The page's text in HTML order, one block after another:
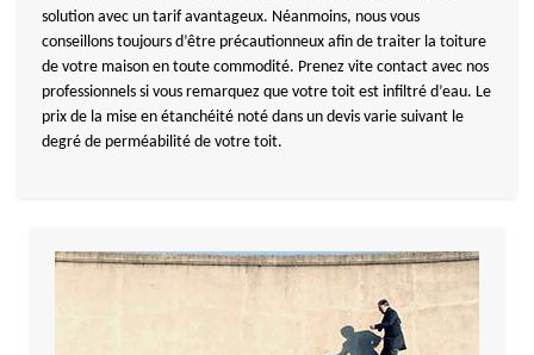
solution avec un tarif avantageux. Néanmoins, nous vous
conseillons toujours d’être précautionneux afin de traiter la toiture
de votre maison en toute commodité. Prenez vite contact avec nos
professionnels si vous remarquez que votre toit est infiltré d’eau. Le
prix de la mise en étanchéité noté dans un devis varie suivant le
degré de perméabilité de votre toit.